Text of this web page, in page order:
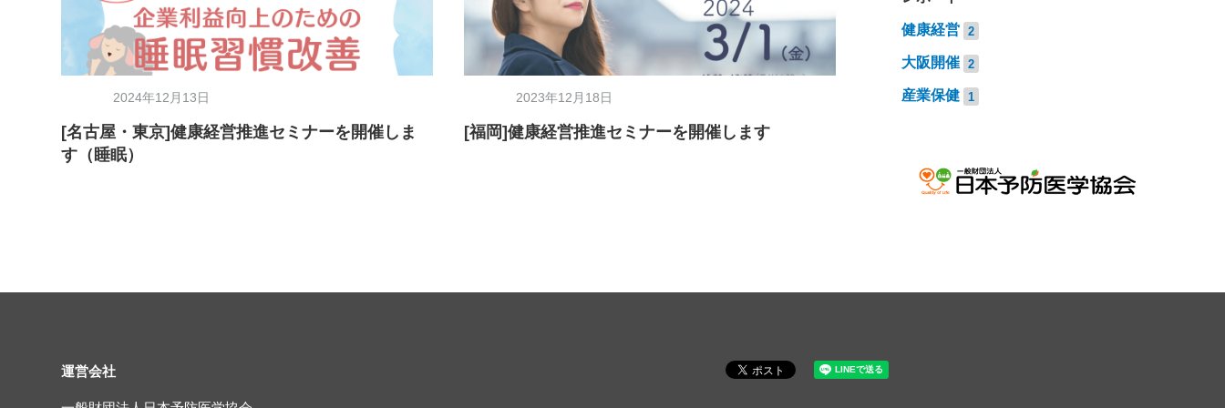
2024年12月13日
[名古屋・東京]健康経営推進セミナーを開催しま
す（睡眠）
2023年12月18日
[福岡]健康経営推進セミナーを開催します
健康経営 2
大阪開催 2
産業保健 1
運営会社